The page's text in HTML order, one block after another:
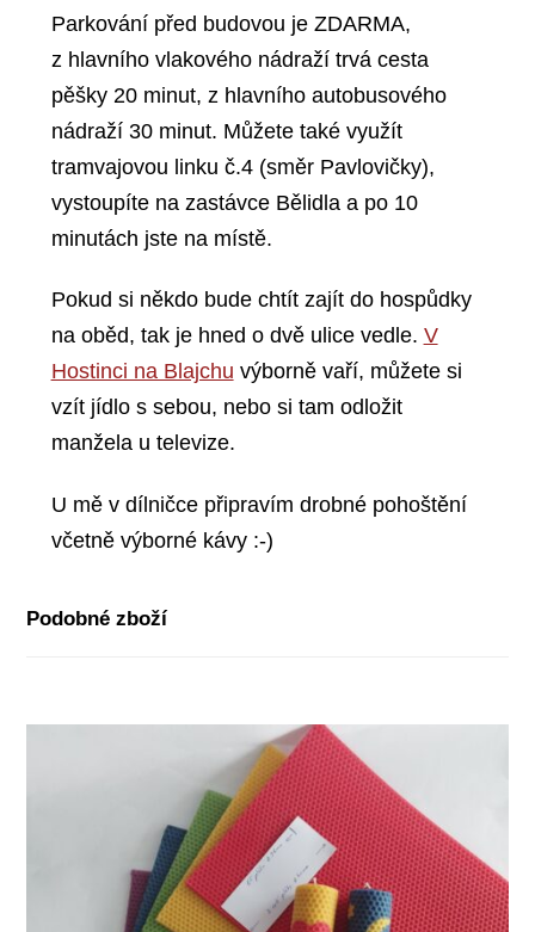
Parkování před budovou je ZDARMA,
z hlavního vlakového nádraží trvá cesta
pěšky 20 minut, z hlavního autobusového
nádraží 30 minut. Můžete také využít
tramvajovou linku č.4 (směr Pavlovičky),
vystoupíte na zastávce Bělidla a po 10
minutách jste na místě.
Pokud si někdo bude chtít zajít do hospůdky
na oběd, tak je hned o dvě ulice vedle. V
Hostinci na Blajchu výborně vaří, můžete si
vzít jídlo s sebou, nebo si tam odložit
manžela u televize.
U mě v dílničce připravím drobné pohoštění
včetně výborné kávy :-)
Podobné zboží